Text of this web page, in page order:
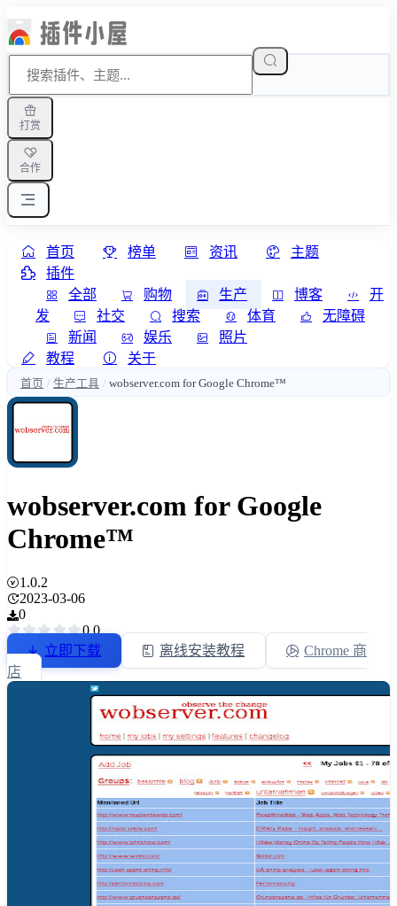
打赏
合作
首页 榜单 资讯
主题
插件
全部
购物 生产 博客
开
发
社交 搜索 体育
无障碍
新闻
娱乐
照片
教程
关于
首页 / 生产工具 / wobserver.com for Google Chrome™
wobserver.com for Google
Chrome™
1.0.2
2023-03-06
0
0.0
立即下载
离线安装教程
Chrome 商
店